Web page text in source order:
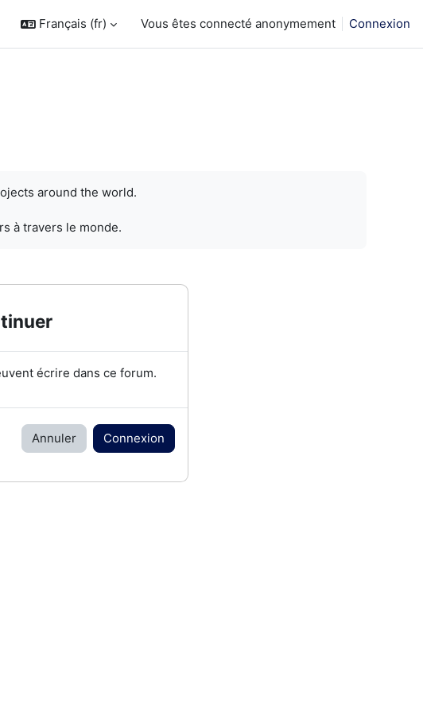
Français ‎(fr)‎ Vous êtes connecté anonymement Connexion
around the world.
à travers le monde.
écrire dans ce forum.
Annuler Connexion